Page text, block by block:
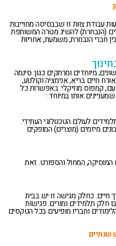
עבודת צוות זו שבבסיסה מחוייבות
(הנבחרת) להשיג מטרה המשותפת
חברי הנבחרת, משמעת, אחריות
מיוחדים ומרתקים כגון: סינמה
חיים בריא, אנימציה וקולנוע,
קמפוס מוזיקלי. באפשרות כל
אותו במיוחד.
לעולם הטכנולוגי העתידי.
מיזמים (מוצרים) המופקים
המחול והספורט. זאת
חיים. כחלק מגישה זו יש בבית
חלק תלמידים ומורים. פגישות
וחבריו מופיעים בכל הטקסים
שנתיים